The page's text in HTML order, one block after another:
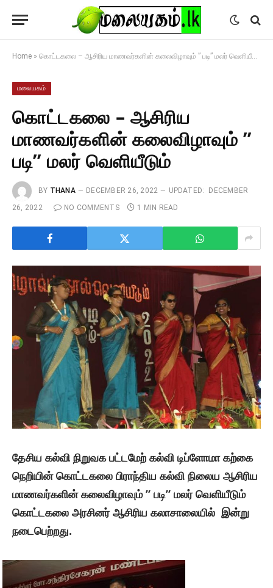
Home » கொட்டகலை – ஆசிரிய மாணவர்களின் கலைவிழாவும் ” படி” மலர் வெளியீடும்
மலையகம்
கொட்டகலை – ஆசிரிய
மாணவர்களின் கலைவிழாவும் ”
படி” மலர் வெளியீடும்
BY THANA DECEMBER 26, 2022 UPDATED:
DECEMBER
26, 2022
NO COMMENTS 1 MIN READ
தேசிய கல்வி நிறுவக பட்டமேற் கல்வி டிப்ளோமா கற்கை
நெறியின் கொட்டகலை பிராந்திய கல்வி நிலைய ஆசிரிய
மாணவர்களின் கலைவிழாவும் ” படி” மலர் வெளியீடும்
கொட்டகலை அரசினர் ஆசிரிய கலாசாலையில் இன்று
நடைபெற்றது.